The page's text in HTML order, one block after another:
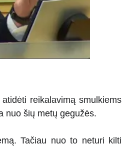
reikalavimą smulkiems
nuo šių metų gegužės.
Tačiau nuo to neturi kilti